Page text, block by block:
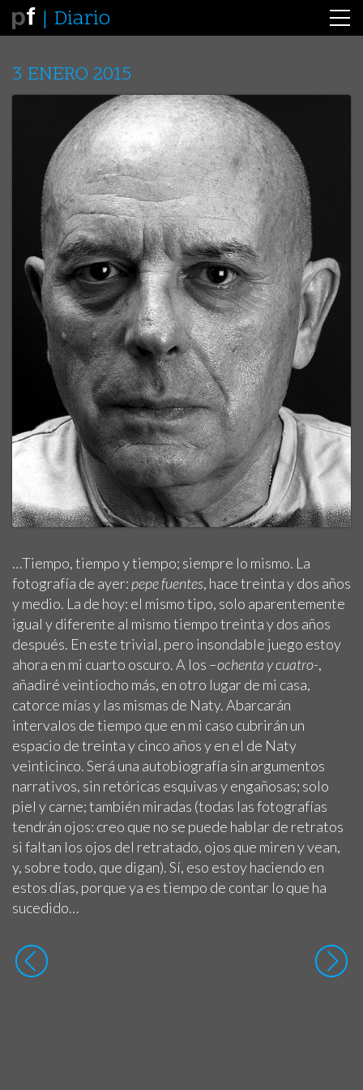
Diario
3 ENERO 2015
…Tiempo, tiempo y tiempo; siempre lo mismo. La
fotografía de ayer: pepe fuentes, hace treinta y dos años
y medio. La de hoy: el mismo tipo, solo aparentemente
igual y diferente al mismo tiempo treinta y dos años
después. En este trivial, pero insondable juego estoy
ahora en mi cuarto oscuro. A los –ochenta y cuatro-,
añadiré veintiocho más, en otro lugar de mi casa,
catorce mías y las mismas de Naty. Abarcarán
intervalos de tiempo que en mi caso cubrirán un
espacio de treinta y cinco años y en el de Naty
veinticinco. Será una autobiografía sin argumentos
narrativos, sin retóricas esquivas y engañosas; solo
piel y carne; también miradas (todas las fotografías
tendrán ojos: creo que no se puede hablar de retratos
si faltan los ojos del retratado, ojos que miren y vean,
y, sobre todo, que digan). Sí, eso estoy haciendo en
estos días, porque ya es tiempo de contar lo que ha
sucedido…